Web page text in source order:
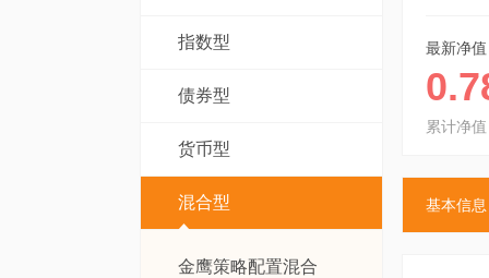
指数型
债券型
货币型
混合型
金鹰策略配置混合
最新净值
累计净值
基本信息